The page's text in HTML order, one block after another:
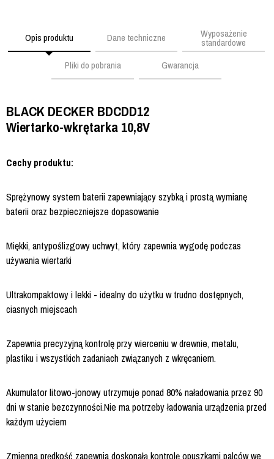
Opis produktu Dane techniczne Wyposażenie
standardowe
Pliki do pobrania
Gwarancja
BLACK DECKER BDCDD12
Wiertarko-wkrętarka 10,8V
Cechy produktu:
Sprężynowy system baterii zapewniający szybką i prostą wymianę
baterii oraz bezpieczniejsze dopasowanie
Miękki, antypoślizgowy uchwyt, który zapewnia wygodę podczas
używania wiertarki
Ultrakompaktowy i lekki - idealny do użytku w trudno dostępnych,
ciasnych miejscach
Zapewnia precyzyjną kontrolę przy wierceniu w drewnie, metalu,
plastiku i wszystkich zadaniach związanych z wkręcaniem.
Akumulator litowo-jonowy utrzymuje ponad 80% naładowania przez 90
dni w stanie bezczynności.Nie ma potrzeby ładowania urządzenia przed
każdym użyciem
Zmienna prędkość zapewnia doskonałą kontrolę opuszkami palców we